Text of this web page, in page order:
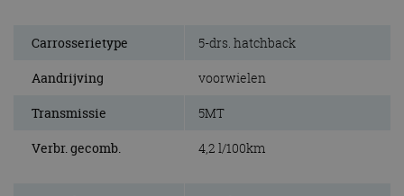
Carrosserietype 5-drs. hatchback
Aandrijving voorwielen
Transmissie 5MT
Verbr. gecomb. 4,2 l/100km